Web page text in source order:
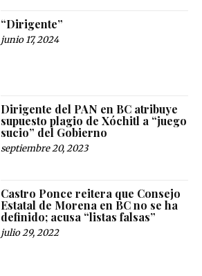
“Dirigente”
junio 17, 2024
Dirigente del PAN en BC atribuye
supuesto plagio de Xóchitl a “juego
sucio” del Gobierno
septiembre 20, 2023
Castro Ponce reitera que Consejo
Estatal de Morena en BC no se ha
definido; acusa “listas falsas”
julio 29, 2022